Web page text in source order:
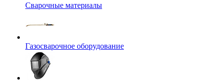
Сварочные материалы
Газосварочное оборудование